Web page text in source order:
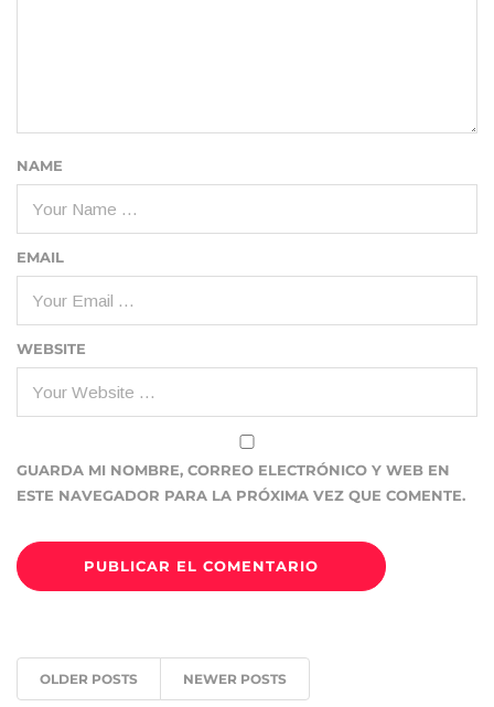
NAME
EMAIL
WEBSITE
GUARDA MI NOMBRE, CORREO ELECTRÓNICO Y WEB EN
ESTE NAVEGADOR PARA LA PRÓXIMA VEZ QUE COMENTE.
OLDER POSTS NEWER POSTS